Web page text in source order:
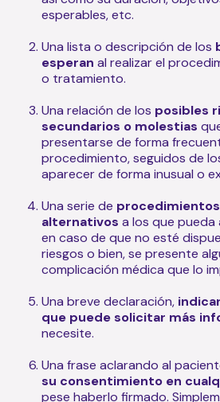
esperables, etc.
Una lista o descripción de los
esperan al realizar el
o tratamiento.
Una relación de los posibles
secundarios o molestias
presentarse de forma
procedimiento, seguidos de
aparecer de forma inusual o
Una serie de
alternativos a los que
en caso de que no esté
riesgos o bien, se presente
complicación médica que lo
Una breve declaración,
que puede solicitar más
necesite.
Una frase aclarando al
su consentimiento en
pese haberlo firmado.